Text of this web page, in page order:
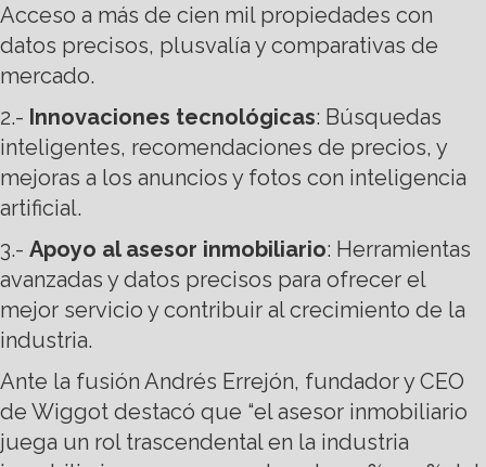
Acceso a más de cien mil propiedades con
datos precisos, plusvalía y comparativas de
mercado.
2.- Innovaciones tecnológicas: Búsquedas
inteligentes, recomendaciones de precios, y
mejoras a los anuncios y fotos con inteligencia
artificial.
3.- Apoyo al asesor inmobiliario: Herramientas
avanzadas y datos precisos para ofrecer el
mejor servicio y contribuir al crecimiento de la
industria.
Ante la fusión Andrés Errejón, fundador y CEO
de Wiggot destacó que “el asesor inmobiliario
juega un rol trascendental en la industria